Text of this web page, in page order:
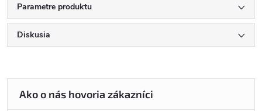
Parametre produktu
Diskusia